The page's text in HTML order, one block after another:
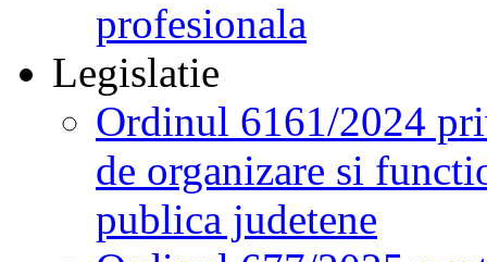
profesionala
Legislatie
Ordinul 6161/2024
de organizare si
publica judetene